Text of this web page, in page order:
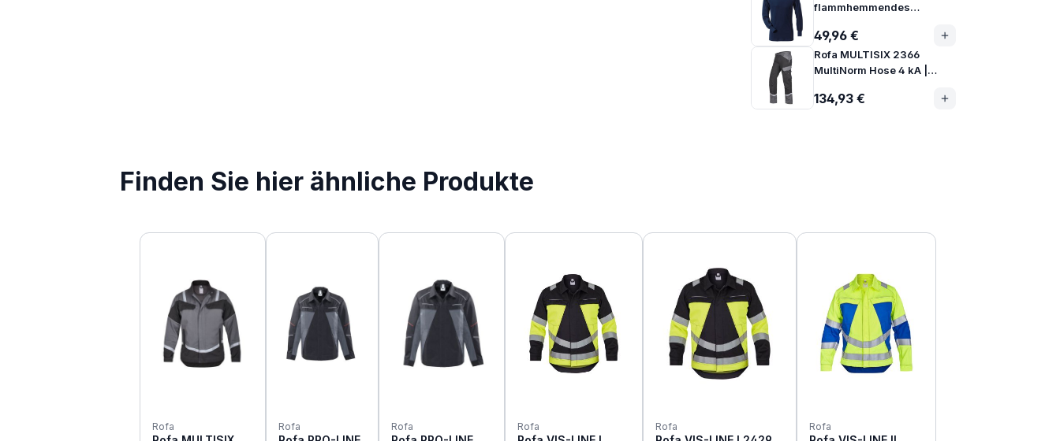
flammhemmendes
49,96 €
Rofa MULTISIX 2366
MultiNorm Hose 4 kA |
134,93 €
Finden Sie hier ähnliche Produkte
Produktgalerie überspringen
Rofa Rofa Rofa Rofa Rofa Rofa